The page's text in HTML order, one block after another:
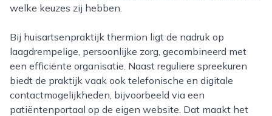
welke keuzes zij hebben.
Bij huisartsenpraktijk thermion ligt de nadruk op
laagdrempelige, persoonlijke zorg, gecombineerd met
een efficiënte organisatie. Naast reguliere spreekuren
biedt de praktijk vaak ook telefonische en digitale
contactmogelijkheden, bijvoorbeeld via een
patiëntenportaal op de eigen website. Dat maakt het